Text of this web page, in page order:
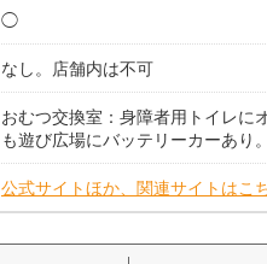
◯
なし。店舗内は不可
おむつ交換室：身障者用トイレに
も遊び広場にバッテリーカーあり
公式サイトほか、関連サイトはこ